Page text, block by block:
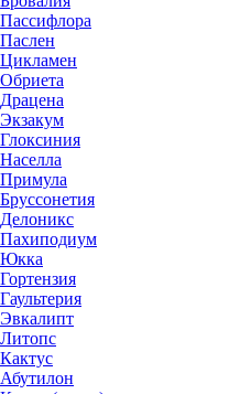
Пассифлора
Паслен
Цикламен
Обриета
Драцена
Экзакум
Глоксиния
Населла
Примула
Бруссонетия
Делоникс
Пахиподиум
Юкка
Гортензия
Гаультерия
Эвкалипт
Литопс
Кактус
Абутилон